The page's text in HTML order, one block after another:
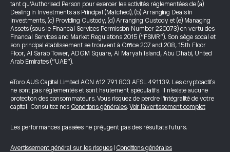
tant qu’Authorised Person pour exercer les activités réglementées de (a)
Dealing in Investments as Principal (Matched), (b) Arranging Deals in
Investments, (c) Providing Custody, (d) Arranging Custody et (e) Managing
Assets (sous le Financial Services Permission Number 220073) en vertu des
Financial Services and Market Regulations 2015 (“FSMR”). Son siège social et
son principal établissement se trouvent à Office 207 and 208, 15th Floor
Floor, Al Sarab Tower, ADGM Square, Al Maryah Island, Abu Dhabi, United
Arab Emirates (“UAE”).
eToro AUS Capital Limited ACN 612 791 803 AFSL 491139. Les cryptoactifs
ne sont pas réglementés et sont hautement spéculatifs. Il n’existe aucune
protection des consommateurs. Vous risquez de perdre l’intégralité de votre
capital. Consultez nos Conditions générales.Voir l’avertissement complet
Les performances passées ne préjugent pas des résultats futurs.
Avertissement général sur les risques Conditions générales